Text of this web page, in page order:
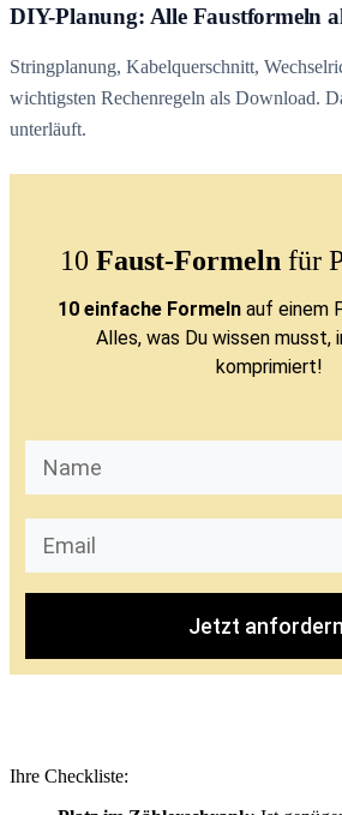
DIY-Planung: Alle Faustformeln
Stringplanung, Kabelquerschnitt,
wichtigsten Rechenregeln als Download.
unterläuft.
10 Faust-Formeln für
10 einfache Formeln auf einem
Alles, was Du wissen musst,
komprimiert!
Jetzt
Ihre Checkliste: